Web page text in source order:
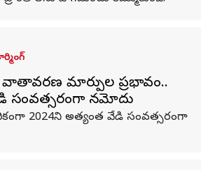
వాతావరణ మార్పుల ప్రభావం..
సంవత్సరంగా నమోదు
2024ని అత్యంత వేడి సంవత్సరంగా